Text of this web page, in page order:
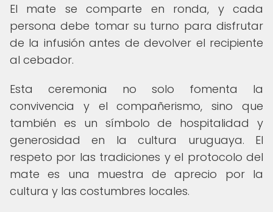
El mate se comparte en ronda, y cada
persona debe tomar su turno para disfrutar
de la infusión antes de devolver el recipiente
al cebador.
Esta ceremonia no solo fomenta la
convivencia y el compañerismo, sino que
también es un símbolo de hospitalidad y
generosidad en la cultura uruguaya. El
respeto por las tradiciones y el protocolo del
mate es una muestra de aprecio por la
cultura y las costumbres locales.